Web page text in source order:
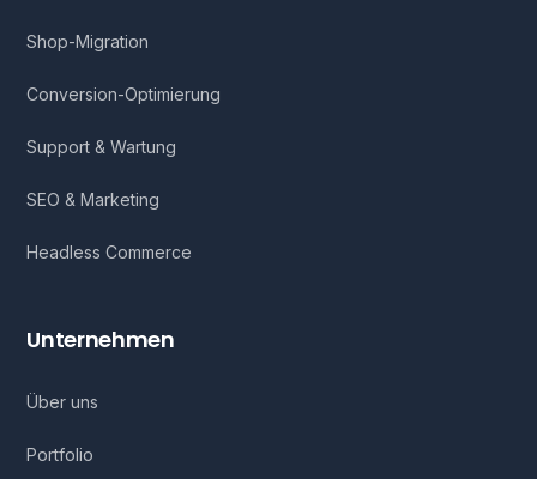
Shop-Migration
Conversion-Optimierung
Support & Wartung
SEO & Marketing
Headless Commerce
Unternehmen
Über uns
Portfolio